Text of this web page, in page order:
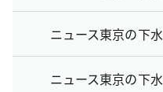
ニュース東京の下
ニュース東京の下